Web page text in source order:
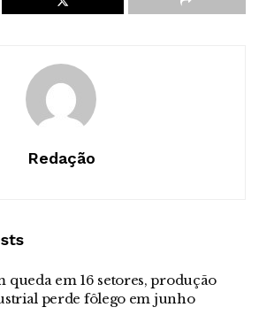
Redação
queda em 16 setores, produção
perde fôlego em junho